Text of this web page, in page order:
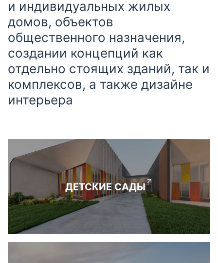
и индивидуальных жилых
домов, объектов
общественного назначения,
создании концепций как
отдельно стоящих зданий, так и
комплексов, а также дизайне
интерьера
ДЕТСКИЕ САДЫ